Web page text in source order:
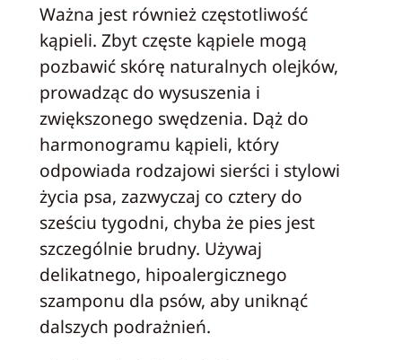
Ważna jest również częstotliwość
kąpieli. Zbyt częste kąpiele mogą
pozbawić skórę naturalnych olejków,
prowadząc do wysuszenia i
zwiększonego swędzenia. Dąż do
harmonogramu kąpieli, który
odpowiada rodzajowi sierści i stylowi
życia psa, zazwyczaj co cztery do
sześciu tygodni, chyba że pies jest
szczególnie brudny. Używaj
delikatnego, hipoalergicznego
szamponu dla psów, aby uniknąć
dalszych podrażnień.